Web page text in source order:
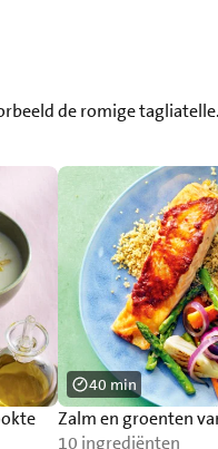
de romige
Zalm en groenten
10 ingrediënten
40 min